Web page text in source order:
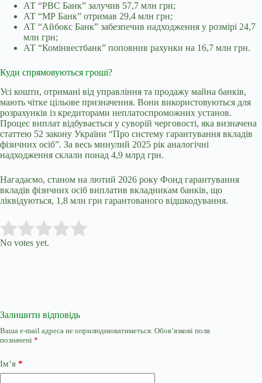
АТ “РВС Банк” залучив 57,7 млн грн;
АТ “МР Банк” отримав 29,4 млн грн;
АТ “Айбокс Банк” забезпечив надходження у розмірі 24,7
млн грн;
АТ “Комінвестбанк” поповнив рахунки на 16,7 млн грн.
Куди спрямовуються гроші?
Усі кошти, отримані від управління та продажу майна банків,
мають чітке цільове призначення. Вони використовуються для
розрахунків із кредиторами неплатоспроможних установ.
Процес виплат відбувається у суворій черговості, яка визначена
статтею 52 закону України “Про систему гарантування вкладів
фізичних осіб”. За весь минулий 2025 рік аналогічні
надходження склали понад 4,9 млрд грн.
Нагадаємо, станом на лютий 2026 року Фонд гарантування
вкладів фізичних осіб виплатив вкладникам банків, що
ліквідуються, 1,8 млн грн гарантованого відшкодування.
Rate this item:
No votes yet.
Залишити відповідь
Ваша e-mail адреса не оприлюднюватиметься. Обов’язкові поля
позначені *
Ім’я *